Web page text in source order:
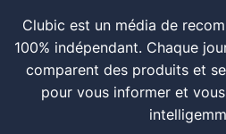
Clubic est un média de
100% indépendant. Chaque
comparent des produits et
pour vous informer et